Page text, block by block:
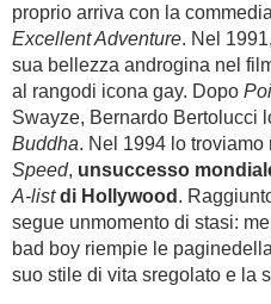
proprio arriva con la
Excellent Adventure. Nel
sua bellezza androgina nel
al rangodi icona gay. Dopo
Swayze, Bernardo Bertolucci
Buddha. Nel 1994 lo
Speed, unsuccesso
A-list di Hollywood .
segue unmomento di stasi:
bad boy riempie le
suo stile di vita sregolato e la